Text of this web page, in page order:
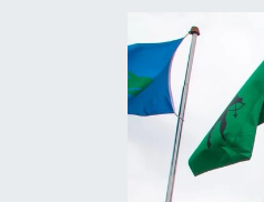
Gündem
Kültür-Sanat